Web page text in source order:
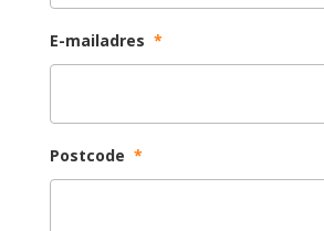
E-mailadres *
Postcode *